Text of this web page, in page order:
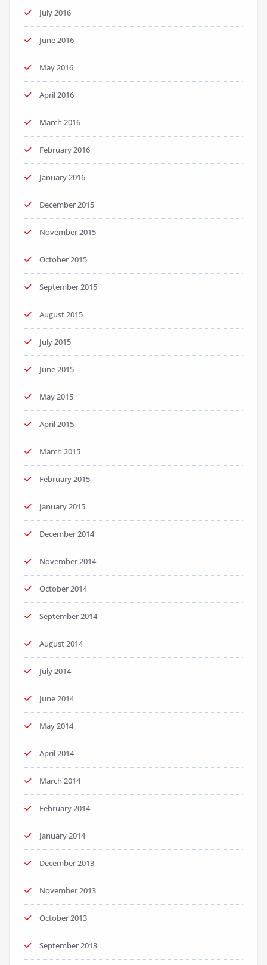
July 2016
June 2016
May 2016
April 2016
March 2016
February 2016
January 2016
December 2015
November 2015
October 2015
September 2015
August 2015
July 2015
June 2015
May 2015
April 2015
March 2015
February 2015
January 2015
December 2014
November 2014
October 2014
September 2014
August 2014
July 2014
June 2014
May 2014
April 2014
March 2014
February 2014
January 2014
December 2013
November 2013
October 2013
September 2013